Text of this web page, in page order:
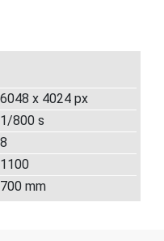
6048 x 4024 px
1/800 s
8
1100
700 mm